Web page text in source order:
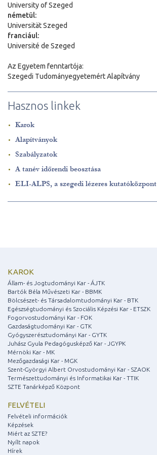
University of Szeged
németül:
Universität Szeged
franciául:
Université de Szeged
Az Egyetem fenntartója:
Szegedi Tudományegyetemért Alapítvány
Hasznos linkek
Karok
Alapítványok
Szabályzatok
A tanév időrendi beosztása
ELI-ALPS, a szegedi lézeres kutatóközpont
KAROK
Állam- és Jogtudományi Kar - ÁJTK
Bartók Béla Művészeti Kar - BBMK
Bölcsészet- és Társadalomtudományi Kar - BTK
Egészségtudományi és Szociális Képzési Kar - ETSZK
Fogorvostudományi Kar - FOK
Gazdaságtudományi Kar - GTK
Gyógyszerésztudományi Kar - GYTK
Juhász Gyula Pedagógusképző Kar - JGYPK
Mérnöki Kar - MK
Mezőgazdasági Kar - MGK
Szent-Györgyi Albert Orvostudományi Kar - SZAOK
Természettudományi és Informatikai Kar - TTIK
SZTE Tanárképző Központ
FELVÉTELI
Felvételi információk
Képzések
Miért az SZTE?
Nyílt napok
Hírek